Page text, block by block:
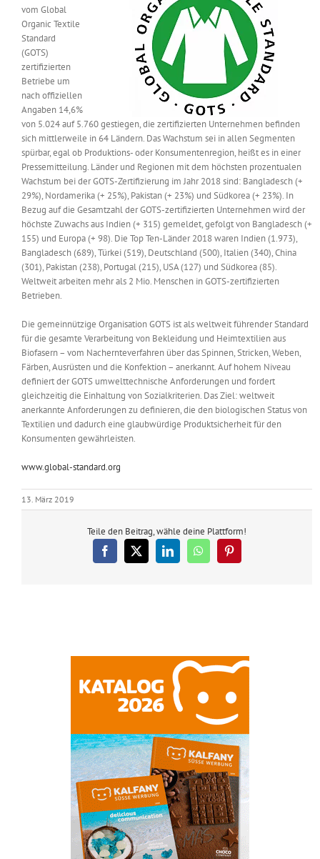
Messen & Events
Unternehmen
Interviews
Wissen
Product Guide
Jobshop
Suche
nach:
vom Global
Organic Textile
Standard
(GOTS)
zertifizierten
Betriebe um
nach offiziellen
Angaben 14,6%
von 5.024 auf 5.760 gestiegen, die zertifizierten Unternehmen befinden
sich mittlerweile in 64 Ländern. Das Wachstum sei in allen Segmenten
spürbar, egal ob Produktions- oder Konsumentenregion, heißt es in einer
Pressemitteilung. Länder und Regionen mit dem höchsten prozentualen
Wachstum bei der GOTS-Zertifizierung im Jahr 2018 sind: Bangladesch (+
29%), Nordamerika (+ 25%), Pakistan (+ 23%) und Südkorea (+ 23%). In
Bezug auf die Gesamtzahl der GOTS-zertifizierten Unternehmen wird der
höchste Zuwachs aus Indien (+ 315) gemeldet, gefolgt von Bangladesch (+
155) und Europa (+ 98). Die Top Ten-Länder 2018 waren Indien (1.973),
Bangladesch (689), Türkei (519), Deutschland (500), Italien (340), China
(301), Pakistan (238), Portugal (215), USA (127) und Südkorea (85).
Weltweit arbeiten mehr als 2 Mio. Menschen in GOTS-zertifizierten
Betrieben.
Die gemeinnützige Organisation GOTS ist als weltweit führender Standard
für die gesamte Verarbeitung von Bekleidung und Heimtextilien aus
Biofasern – vom Nachernteverfahren über das Spinnen, Stricken, Weben,
Färben, Ausrüsten und die Konfektion – anerkannt. Auf hohem Niveau
definiert der GOTS umwelttechnische Anforderungen und fordert
gleichzeitig die Einhaltung von Sozialkriterien. Das Ziel: weltweit
anerkannte Anforderungen zu definieren, die den biologischen Status von
Textilien und dadurch eine glaubwürdige Produktsicherheit für den
Konsumenten gewährleisten.
www.global-standard.org
13. März 2019
Teile den Beitrag, wähle deine Plattform!
Facebook
X LinkedInWhatsAppPinterest